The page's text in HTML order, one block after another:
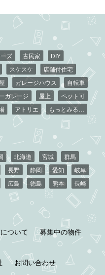
ズ 古民家
DIY
スケスケ
店舗付住宅
ガレージハウス
自転車
ガレージ 屋上
ペット可
アトリエ もっとみる…
北海道 宮城
群馬
長野 静岡 愛知
岐阜
広島 徳島 熊本
長崎
ついて
募集中の物件
お問い合わせ